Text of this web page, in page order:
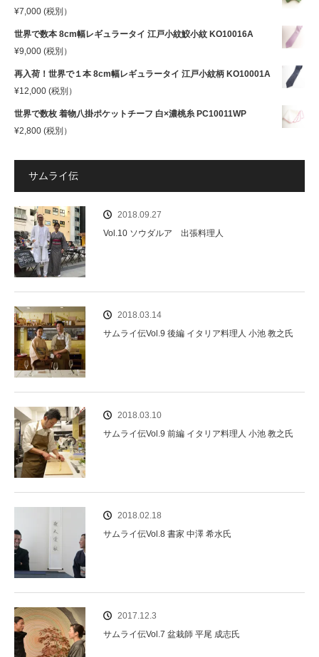
¥7,000 (税別）
世界で数本 8cm幅レギュラータイ 江戸小紋鮫小紋 KO10016A
¥9,000 (税別）
再入荷！世界で１本 8cm幅レギュラータイ 江戸小紋柄 KO10001A
¥12,000 (税別）
世界で数枚 着物八掛ポケットチーフ 白×濃桃糸 PC10011WP
¥2,800 (税別）
サムライ伝
2018.09.27
Vol.10 ソウダルア 出張料理人
2018.03.14
サムライ伝Vol.9 後編 イタリア料理人 小池 教之氏
2018.03.10
サムライ伝Vol.9 前編 イタリア料理人 小池 教之氏
2018.02.18
サムライ伝Vol.8 書家 中澤 希水氏
2017.12.3
サムライ伝Vol.7 盆栽師 平尾 成志氏